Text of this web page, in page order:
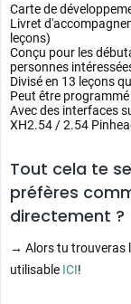
Carte de
Livret
leçons)
Conçu pour les
personnes
Divisé en 13 leçons
Peut être
Avec des interfaces
XH2.54 / 2.54
Tout cela te
préfères
directement ?
→ Alors tu trouveras
utilisable ICI!